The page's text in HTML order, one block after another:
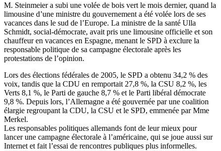
M. Steinmeier a subi une volée de bois vert le mois dernier, quand la
limousine d’une ministre du gouvernement a été volée lors de ses
vacances dans le sud de l’Europe. La ministre de la santé Ulla
Schmidt, social-démocrate, avait pris une limousine officielle et son
chauffeur en vacances en Espagne, menant le SPD à exclure la
responsable politique de sa campagne électorale après les
protestations de l’opinion.
Lors des élections fédérales de 2005, le SPD a obtenu 34,2 % des
voix, tandis que la CDU en remportait 27,8 %, la CSU 8,2 %, les
Verts 8,1 %, le Parti de gauche 8,7 % et le Parti libéral démocrate
9,8 %. Depuis lors, l’Allemagne a été gouvernée par une coalition
élargie regroupant la CDU, la CSU et le SPD, emmenée par Mme
Merkel.
Les responsables politiques allemands font de leur mieux pour
lancer une campagne électorale à l’américaine, qui se joue aussi sur
Internet et fait l’essai de rencontres publiques plus informelles.